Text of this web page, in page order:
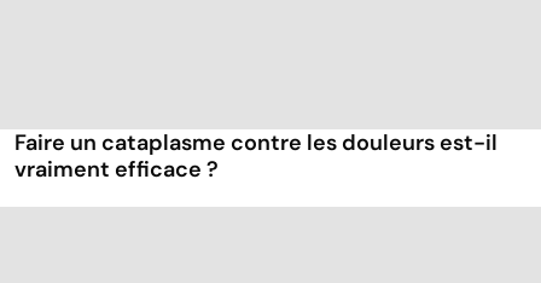
Faire un cataplasme contre les douleurs est-il
vraiment efficace ?